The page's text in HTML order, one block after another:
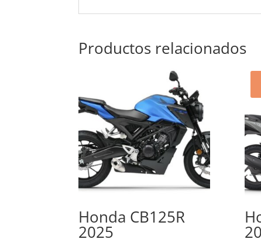
Productos relacionados
Honda CB125R
2025